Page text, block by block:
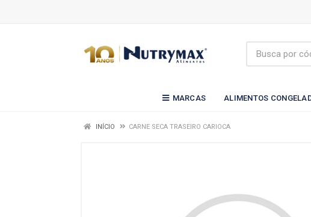
MARCAS ALIMENTOS
INÍCIO CARNE SECA TRASEIRO CARIOCA